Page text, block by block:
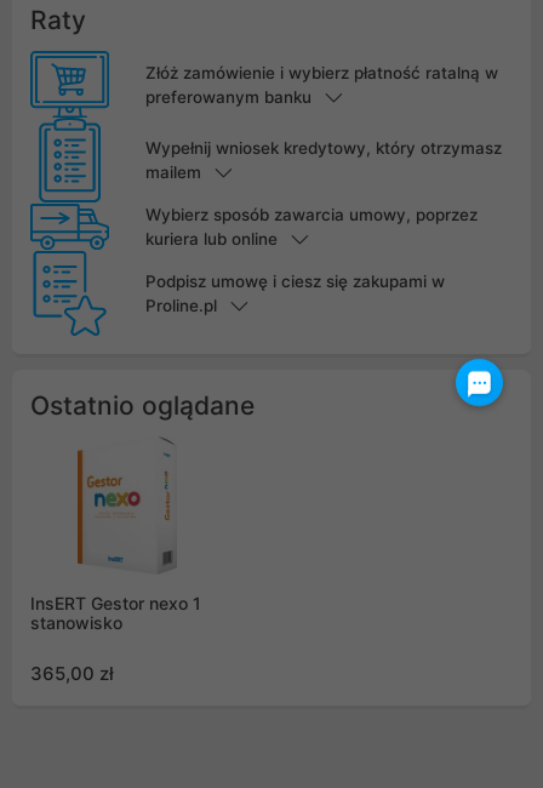
Raty
Złóż zamówienie i wybierz płatność ratalną w
preferowanym banku
Wypełnij wniosek kredytowy, który otrzymasz
mailem
Wybierz sposób zawarcia umowy, poprzez
kuriera lub online
Podpisz umowę i ciesz się zakupami w
Proline.pl
Ostatnio oglądane
InsERT Gestor nexo 1
stanowisko
365,00 zł